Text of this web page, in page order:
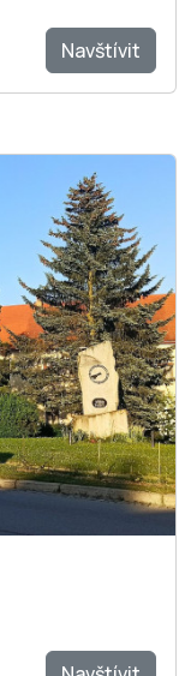
Navštívit